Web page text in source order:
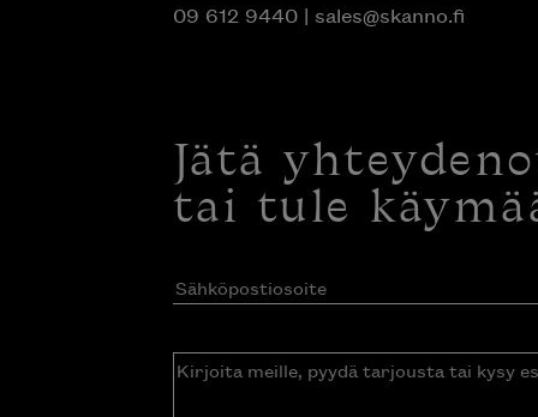
09 612 9440| sales@skanno.fi
Jätä
tai tule
Sähköpostiosoite(Pakollinen)
Kirjoita